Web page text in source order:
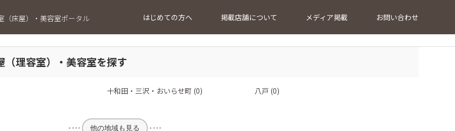
（床屋）・美容室ポータル はじめての方へ 掲載店舗について メディア掲載 お問い合わせ
（理容室）・美容室を探す
十和田・三沢・おいらせ町 (0)
八戸 (0)
他の地域も見る